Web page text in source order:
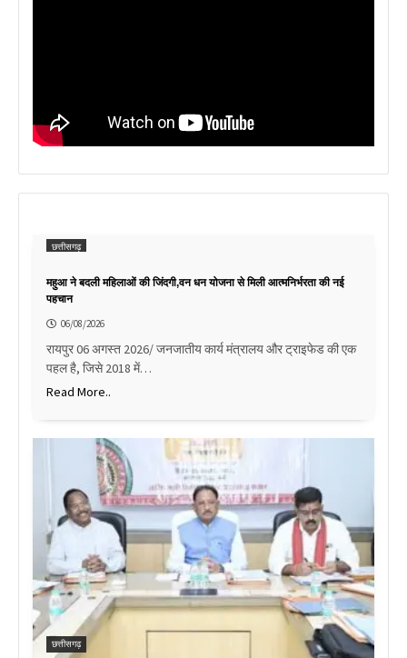
छत्तीसगढ़
महुआ ने बदली महिलाओं की जिंदगी,वन धन योजना से मिली आत्मनिर्भरता की नई
पहचान
06/08/2026
रायपुर 06 अगस्त 2026/ जनजातीय कार्य मंत्रालय और ट्राइफेड की एक
पहल है, जिसे 2018 में…
Read More..
छत्तीसगढ़